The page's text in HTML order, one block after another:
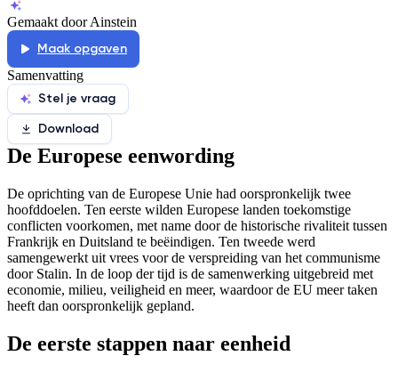
Gemaakt door Ainstein
Maak opgaven
Samenvatting
Stel je vraag
Download
De Europese eenwording
De oprichting van de Europese Unie had oorspronkelijk twee
hoofddoelen. Ten eerste wilden Europese landen toekomstige
conflicten voorkomen, met name door de historische rivaliteit tussen
Frankrijk en Duitsland te beëindigen. Ten tweede werd
samengewerkt uit vrees voor de verspreiding van het communisme
door Stalin. In de loop der tijd is de samenwerking uitgebreid met
economie, milieu, veiligheid en meer, waardoor de EU meer taken
heeft dan oorspronkelijk gepland.
De eerste stappen naar eenheid